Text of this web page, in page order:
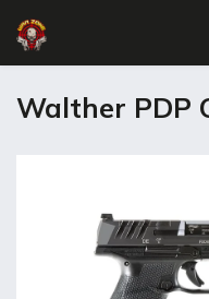
Walther PDP